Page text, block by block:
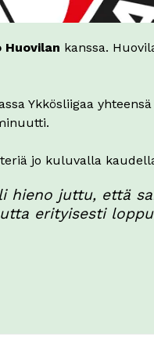
Huovilan kanssa.
Ykkösliigaa
jo kuluvalla
hieno juttu, että
erityisesti